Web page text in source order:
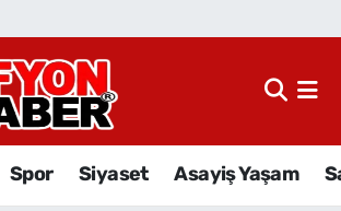
Spor Siyaset Asayiş Yaşam